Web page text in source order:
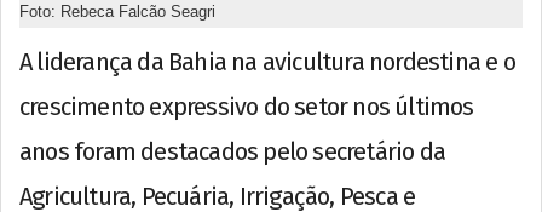
Foto: Rebeca Falcão Seagri
A liderança da Bahia na avicultura nordestina e o
crescimento expressivo do setor nos últimos
anos foram destacados pelo secretário da
Agricultura, Pecuária, Irrigação, Pesca e